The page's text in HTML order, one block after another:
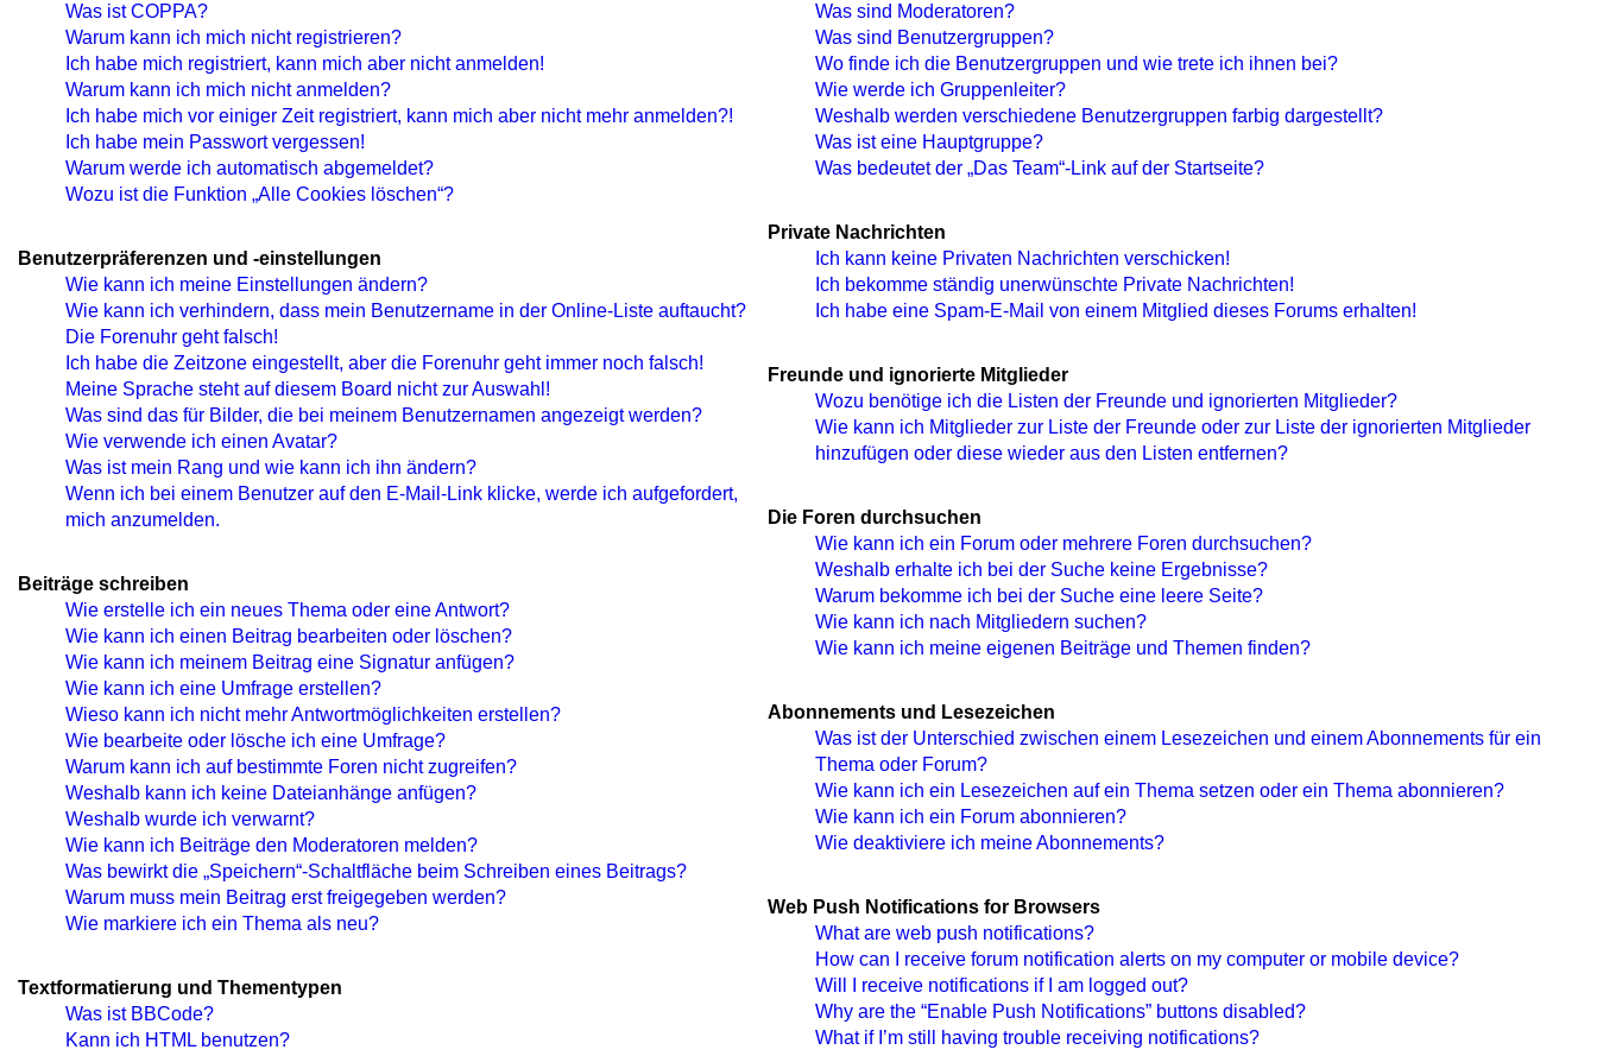
Was ist COPPA?
Warum kann ich mich nicht registrieren?
Ich habe mich registriert, kann mich aber nicht anmelden!
Warum kann ich mich nicht anmelden?
Ich habe mich vor einiger Zeit registriert, kann mich aber nicht mehr anmelden?!
Ich habe mein Passwort vergessen!
Warum werde ich automatisch abgemeldet?
Wozu ist die Funktion „Alle Cookies löschen“?
Benutzerpräferenzen und -einstellungen
Wie kann ich meine Einstellungen ändern?
Wie kann ich verhindern, dass mein Benutzername in der Online-Liste auftaucht?
Die Forenuhr geht falsch!
Ich habe die Zeitzone eingestellt, aber die Forenuhr geht immer noch falsch!
Meine Sprache steht auf diesem Board nicht zur Auswahl!
Was sind das für Bilder, die bei meinem Benutzernamen angezeigt werden?
Wie verwende ich einen Avatar?
Was ist mein Rang und wie kann ich ihn ändern?
Wenn ich bei einem Benutzer auf den E-Mail-Link klicke, werde ich aufgefordert,
mich anzumelden.
Beiträge schreiben
Wie erstelle ich ein neues Thema oder eine Antwort?
Wie kann ich einen Beitrag bearbeiten oder löschen?
Wie kann ich meinem Beitrag eine Signatur anfügen?
Wie kann ich eine Umfrage erstellen?
Wieso kann ich nicht mehr Antwortmöglichkeiten erstellen?
Wie bearbeite oder lösche ich eine Umfrage?
Warum kann ich auf bestimmte Foren nicht zugreifen?
Weshalb kann ich keine Dateianhänge anfügen?
Weshalb wurde ich verwarnt?
Wie kann ich Beiträge den Moderatoren melden?
Was bewirkt die „Speichern“-Schaltfläche beim Schreiben eines Beitrags?
Warum muss mein Beitrag erst freigegeben werden?
Wie markiere ich ein Thema als neu?
Textformatierung und Thementypen
Was ist BBCode?
Kann ich HTML benutzen?
Was sind Moderatoren?
Was sind Benutzergruppen?
Wo finde ich die Benutzergruppen und wie trete ich ihnen bei?
Wie werde ich Gruppenleiter?
Weshalb werden verschiedene Benutzergruppen farbig dargestellt?
Was ist eine Hauptgruppe?
Was bedeutet der „Das Team“-Link auf der Startseite?
Private Nachrichten
Ich kann keine Privaten Nachrichten verschicken!
Ich bekomme ständig unerwünschte Private Nachrichten!
Ich habe eine Spam-E-Mail von einem Mitglied dieses Forums erhalten!
Freunde und ignorierte Mitglieder
Wozu benötige ich die Listen der Freunde und ignorierten Mitglieder?
Wie kann ich Mitglieder zur Liste der Freunde oder zur Liste der ignorierten Mitglieder
hinzufügen oder diese wieder aus den Listen entfernen?
Die Foren durchsuchen
Wie kann ich ein Forum oder mehrere Foren durchsuchen?
Weshalb erhalte ich bei der Suche keine Ergebnisse?
Warum bekomme ich bei der Suche eine leere Seite?
Wie kann ich nach Mitgliedern suchen?
Wie kann ich meine eigenen Beiträge und Themen finden?
Abonnements und Lesezeichen
Was ist der Unterschied zwischen einem Lesezeichen und einem Abonnements für ein
Thema oder Forum?
Wie kann ich ein Lesezeichen auf ein Thema setzen oder ein Thema abonnieren?
Wie kann ich ein Forum abonnieren?
Wie deaktiviere ich meine Abonnements?
Web Push Notifications for Browsers
What are web push notifications?
How can I receive forum notification alerts on my computer or mobile device?
Will I receive notifications if I am logged out?
Why are the “Enable Push Notifications” buttons disabled?
What if I’m still having trouble receiving notifications?